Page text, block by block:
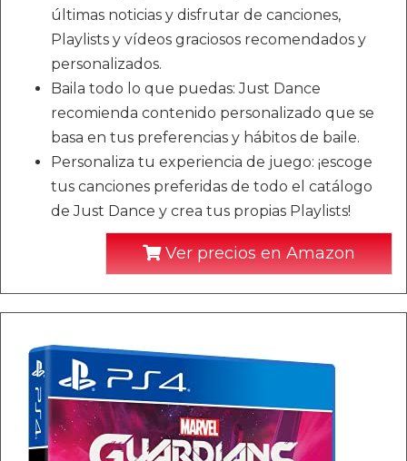
últimas noticias y disfrutar de canciones,
Playlists y vídeos graciosos recomendados y
personalizados.
Baila todo lo que puedas: Just Dance
recomienda contenido personalizado que se
basa en tus preferencias y hábitos de baile.
Personaliza tu experiencia de juego: ¡escoge
tus canciones preferidas de todo el catálogo
de Just Dance y crea tus propias Playlists!
Ver precios en Amazon